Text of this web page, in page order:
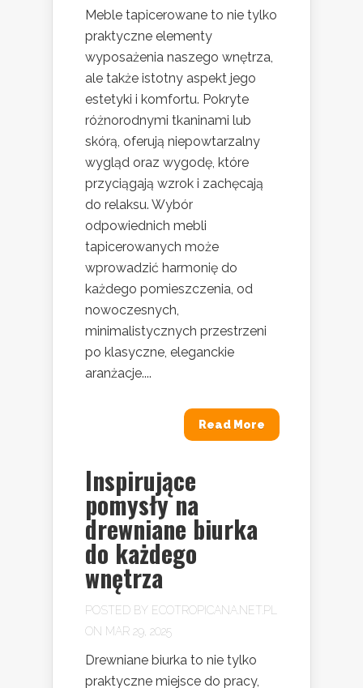
Meble tapicerowane to nie tylko
praktyczne elementy
wyposażenia naszego wnętrza,
ale także istotny aspekt jego
estetyki i komfortu. Pokryte
różnorodnymi tkaninami lub
skórą, oferują niepowtarzalny
wygląd oraz wygodę, które
przyciągają wzrok i zachęcają
do relaksu. Wybór
odpowiednich mebli
tapicerowanych może
wprowadzić harmonię do
każdego pomieszczenia, od
nowoczesnych,
minimalistycznych przestrzeni
po klasyczne, eleganckie
aranżacje....
Read More
Inspirujące
pomysły na
drewniane biurka
do każdego
wnętrza
POSTED BY ECOTROPICANA.NET.PL
ON MAR 29, 2025
Drewniane biurka to nie tylko
praktyczne miejsce do pracy,